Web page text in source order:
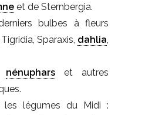
et de Sternbergia.
bulbes à fleurs
, Tigridia, Sparaxis, dahlia
nénuphars et autres
les légumes du Midi :